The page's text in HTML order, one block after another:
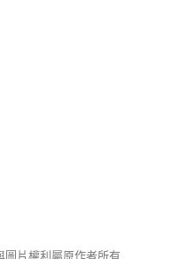
圖片權利屬原作者所有